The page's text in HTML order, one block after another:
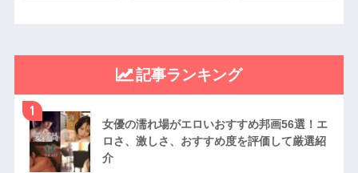
記事ランキング
1
女優の濡れ場がエロいおすすめ邦画56選！エ
ロさ、激しさ、おすすめ度を評価して厳選紹
介